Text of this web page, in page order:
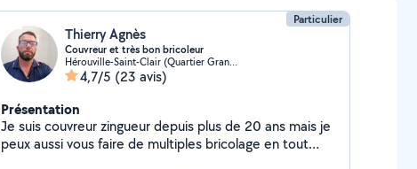
Particulier
Thierry Agnès
Couvreur et très bon bricoleur
Hérouville-Saint-Clair (Quartier Grand Parc (sud))
4,7/5 (23 avis)
Présentation
Je suis couvreur zingueur depuis plus de 20 ans mais je
peux aussi vous faire de multiples bricolage en tout